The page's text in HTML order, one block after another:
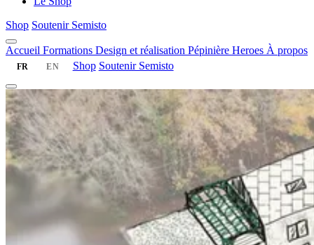
Shop Soutenir Semisto
Accueil Formations Design et réalisation Pépinière Heroes À propos
FR EN Shop Soutenir Semisto